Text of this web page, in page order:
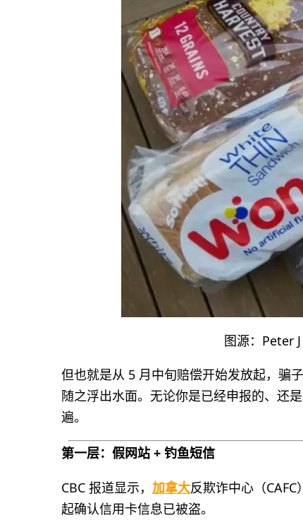
图源：Peter
但也就是从 5 月中旬赔偿开始发放起，骗
随之浮出水面。无论你是已经申报的、还
遍。
第一层：假网站 + 钓鱼短信
CBC 报道显示， 加拿大反欺诈中心（
起确认信用卡信息已被盗。